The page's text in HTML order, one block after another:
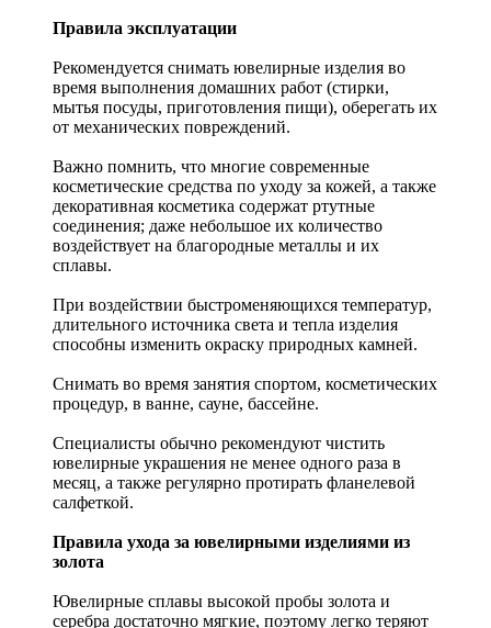
Правила эксплуатации
Рекомендуется снимать ювелирные изделия во
время выполнения домашних работ (стирки,
мытья посуды, приготовления пищи), оберегать их
от механических повреждений.
Важно помнить, что многие современные
косметические средства по уходу за кожей, а также
декоративная косметика содержат ртутные
соединения; даже небольшое их количество
воздействует на благородные металлы и их
сплавы.
При воздействии быстроменяющихся температур,
длительного источника света и тепла изделия
способны изменить окраску природных камней.
Снимать во время занятия спортом, косметических
процедур, в ванне, сауне, бассейне.
Специалисты обычно рекомендуют чистить
ювелирные украшения не менее одного раза в
месяц, а также регулярно протирать фланелевой
салфеткой.
Правила ухода за ювелирными изделиями из
золота
Ювелирные сплавы высокой пробы золота и
серебра достаточно мягкие, поэтому легко теряют